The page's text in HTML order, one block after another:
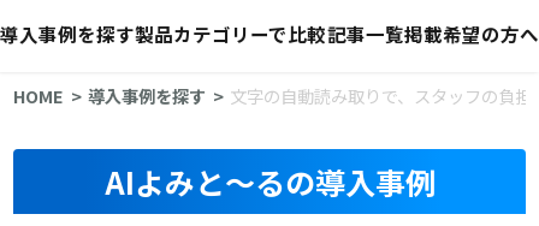
導入事例を探す製品カテゴリーで比較記事一覧掲載希望の方へ
HOME 導入事例を探す 文字の自動読み取りで、スタッフの負
AIよみと～るの導入事例